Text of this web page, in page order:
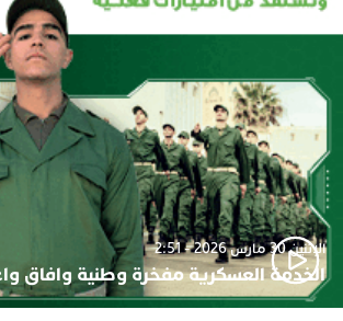
الإثنين 30 مارس 2026 - 2:51
الخدمة العسكرية مفخرة وطنية وافاق